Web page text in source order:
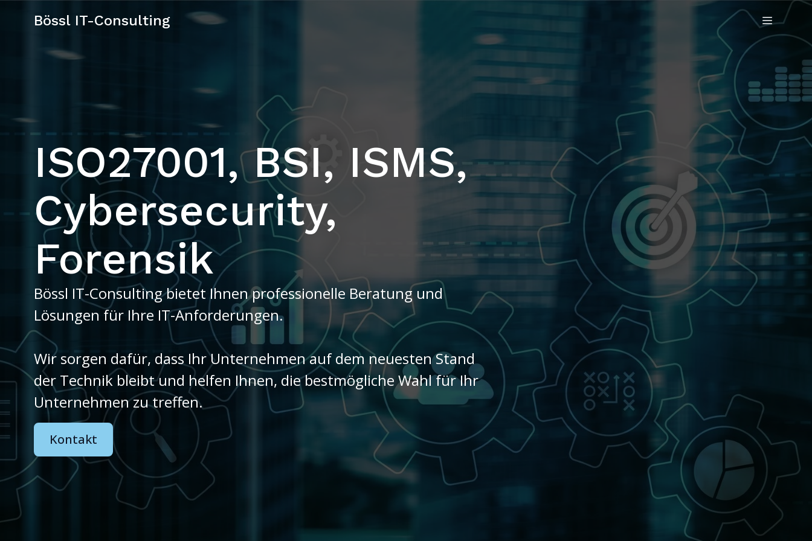
Bössl IT-Consulting
ISO27001, BSI, ISMS,
Cybersecurity,
Forensik
Bössl IT-Consulting bietet Ihnen professionelle Beratung und
Lösungen für Ihre IT-Anforderungen.
Wir sorgen dafür, dass Ihr Unternehmen auf dem neuesten Stand
der Technik bleibt und helfen Ihnen, die bestmögliche Wahl für Ihr
Unternehmen zu treffen.
Kontakt